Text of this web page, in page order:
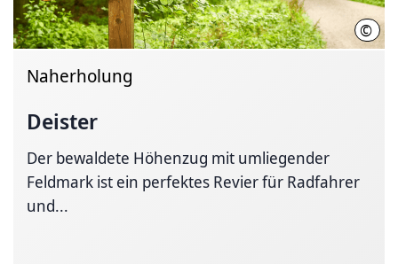
©
Naherholung
Deister
Der bewaldete Höhenzug mit umliegender
Feldmark ist ein perfektes Revier für Radfahrer
und...